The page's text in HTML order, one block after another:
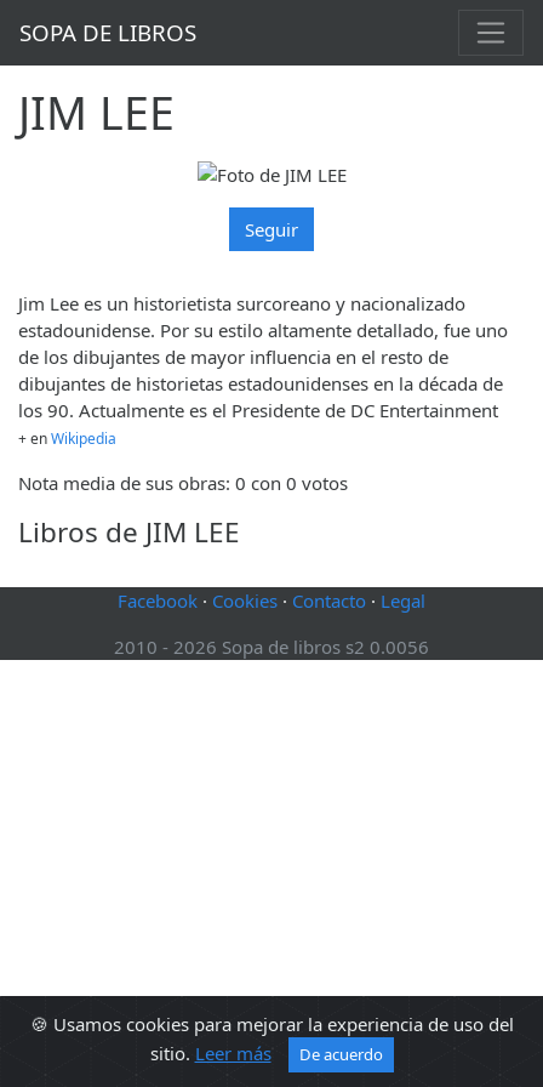
SOPA DE LIBROS
JIM LEE
Seguir
Jim Lee es un historietista surcoreano y nacionalizado
estadounidense. Por su estilo altamente detallado, fue uno
de los dibujantes de mayor influencia en el resto de
dibujantes de historietas estadounidenses en la década de
los 90. Actualmente es el Presidente de DC Entertainment
+ enWikipedia
Nota media de sus obras: 0 con 0 votos
Libros de JIM LEE
🍪 Usamos cookies para mejorar la experiencia de uso del
sitio. Leer más De acuerdo
Facebook · Cookies · Contacto · Legal
2010 - 2026 Sopa de libros s2 0.0056